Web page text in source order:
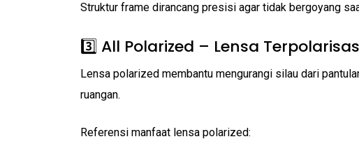
Struktur frame dirancang presisi agar tidak bergoyang
3️⃣ All Polarized – Lensa
Lensa polarized membantu mengurangi silau dari
ruangan.
Referensi manfaat lensa polarized: